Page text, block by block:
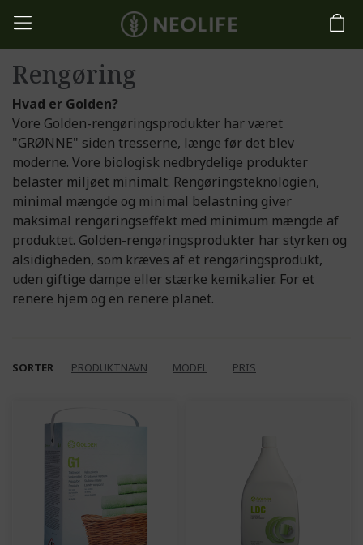
Rengøring
Hvad er Golden?
Vore Golden-rengøringsprodukter har været
"GRØNNE" siden tresserne, længe før det blev
moderne. Vore biologisk nedbrydelige produkter
belaster miljøet minimalt. Rengøringsteknologien,
minimal mængde og minimal belastning giver
maksimal rengøringseffekt med minimum mængde af
produktet. Golden-rengøringsprodukter har styrken og
alsidigheden, som kræves af et rengøringsprodukt,
uden giftige dampe eller stærke kemikalier. For et
renere hjem og en renere planet.
SORTER PRODUKTNAVN MODEL PRIS